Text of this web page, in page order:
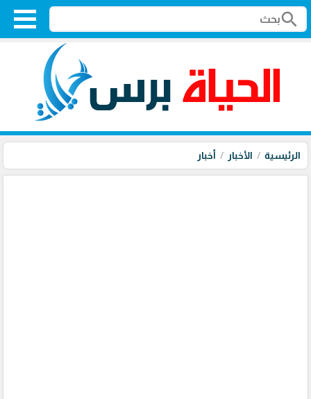
search
الرئيسية الأخبار أخبار